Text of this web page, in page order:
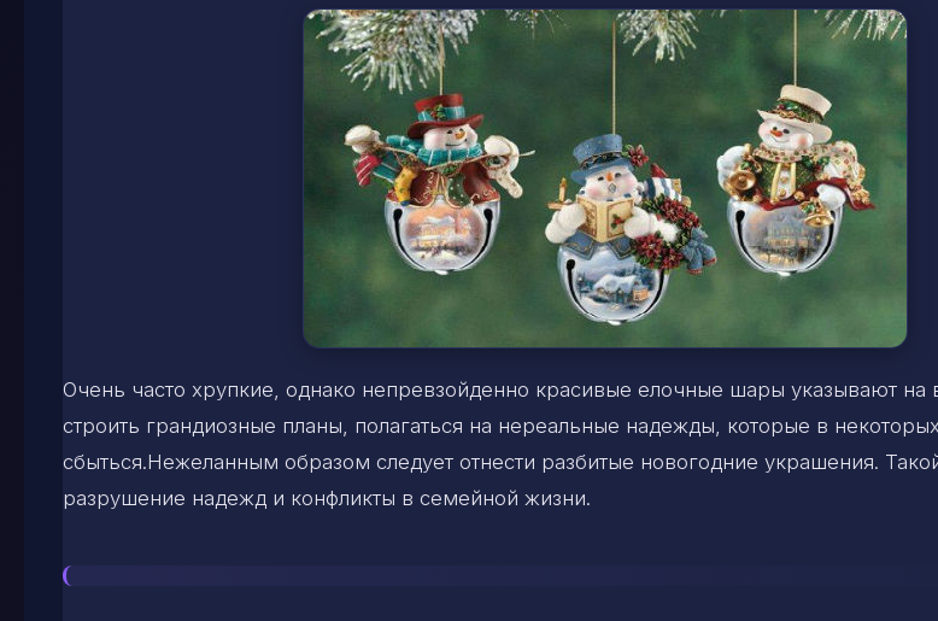
Очень часто хрупкие, однако непревзойденно красивые елочные шары указывают на
строить грандиозные планы, полагаться на нереальные надежды, которые в
сбыться.Нежеланным образом следует отнести разбитые новогодние украшения.
разрушение надежд и конфликты в семейной жизни.